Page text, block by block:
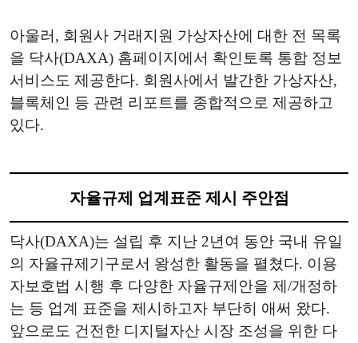
아울러, 회원사 거래지원 가상자산에 대한 전 목록
을 닥사(DAXA) 홈페이지에서 확인토록 통합 정보
서비스도 제공한다. 회원사에서 발간한 가상자산,
블록체인 등 관련 리포트를 종합적으로 제공하고
있다.
자율규제 업계표준 제시 주안점
닥사(DAXA)는 설립 후 지난 2년여 동안 국내 유일
의 자율규제기구로서 왕성한 활동을 펼쳤다. 이용
자보호법 시행 후 다양한 자율규제안을 제/개정하
는 등 업계 표준을 제시하고자 부단히 애써 왔다.
앞으로도 건전한 디지털자산 시장 조성을 위한 다